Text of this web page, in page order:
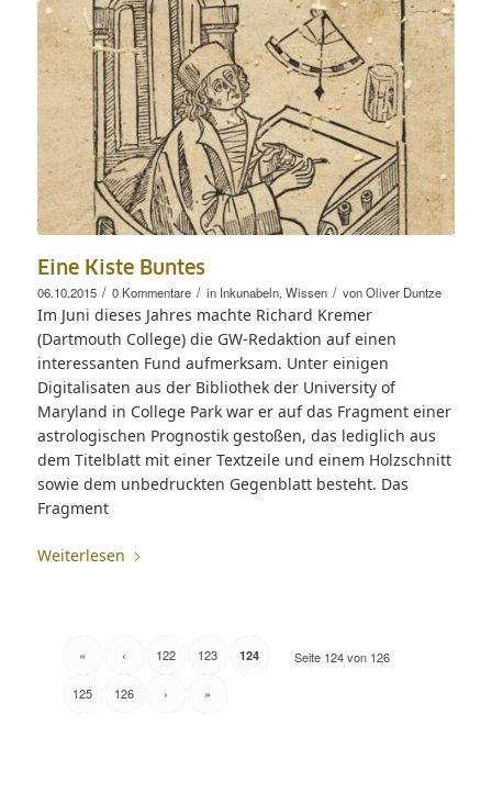
Eine Kiste Buntes
06.10.2015 / 0 Kommentare / in Inkunabeln, Wissen / vonOliver Duntze
Im Juni dieses Jahres machte Richard Kremer
(Dartmouth College) die GW-Redaktion auf einen
interessanten Fund aufmerksam. Unter einigen
Digitalisaten aus der Bibliothek der University of
Maryland in College Park war er auf das Fragment einer
astrologischen Prognostik gestoßen, das lediglich aus
dem Titelblatt mit einer Textzeile und einem Holzschnitt
sowie dem unbedruckten Gegenblatt besteht. Das
Fragment
Weiterlesen
Seite 124 von 126
« ‹ 122 123 124
125 126 › »